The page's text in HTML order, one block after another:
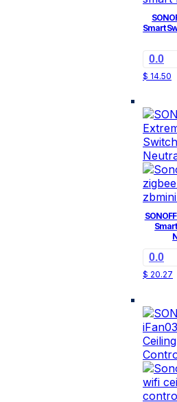
Smart
0.0
$ 14.50
0.0
$ 20.27